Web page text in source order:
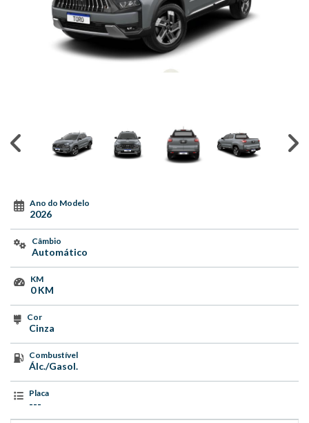
Ano do Modelo
2026
Câmbio
Automático
KM
0 KM
Cor
Cinza
Combustível
Álc./Gasol.
Placa
---